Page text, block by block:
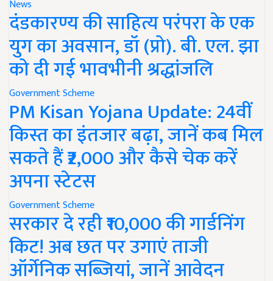
News
दंडकारण्य की साहित्य परंपरा के एक
युग का अवसान, डॉ (प्रो). बी. एल. झा
को दी गई भावभीनी श्रद्धांजलि
Government Scheme
PM Kisan Yojana Update: 24वीं
किस्त का इंतजार बढ़ा, जानें कब मिल
सकते हैं ₹2,000 और कैसे चेक करें
अपना स्टेटस
Government Scheme
सरकार दे रही ₹10,000 की गार्डनिंग
किट! अब छत पर उगाएं ताजी
ऑर्गेनिक सब्जियां, जानें आवेदन